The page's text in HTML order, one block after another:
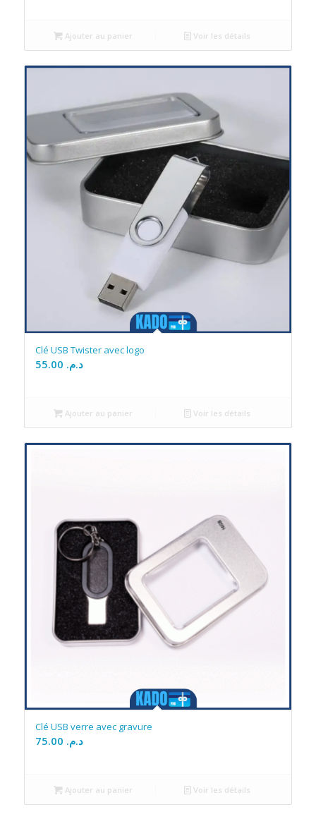
Ajouter au panier Voir les détails
Clé USB Twister avec logo
د.م.
Ajouter au panier Voir les détails
Clé USB verre avec gravure
د.م.
Ajouter au panier Voir les détails